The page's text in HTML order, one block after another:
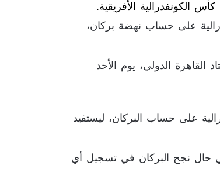
الكونفدرالية الأفريقية.
على حساب نهضة بركان،
الدولي، يوم الأحد
على حساب البركان، ليستفيد
في حال نجح البركان في تسجيل أي